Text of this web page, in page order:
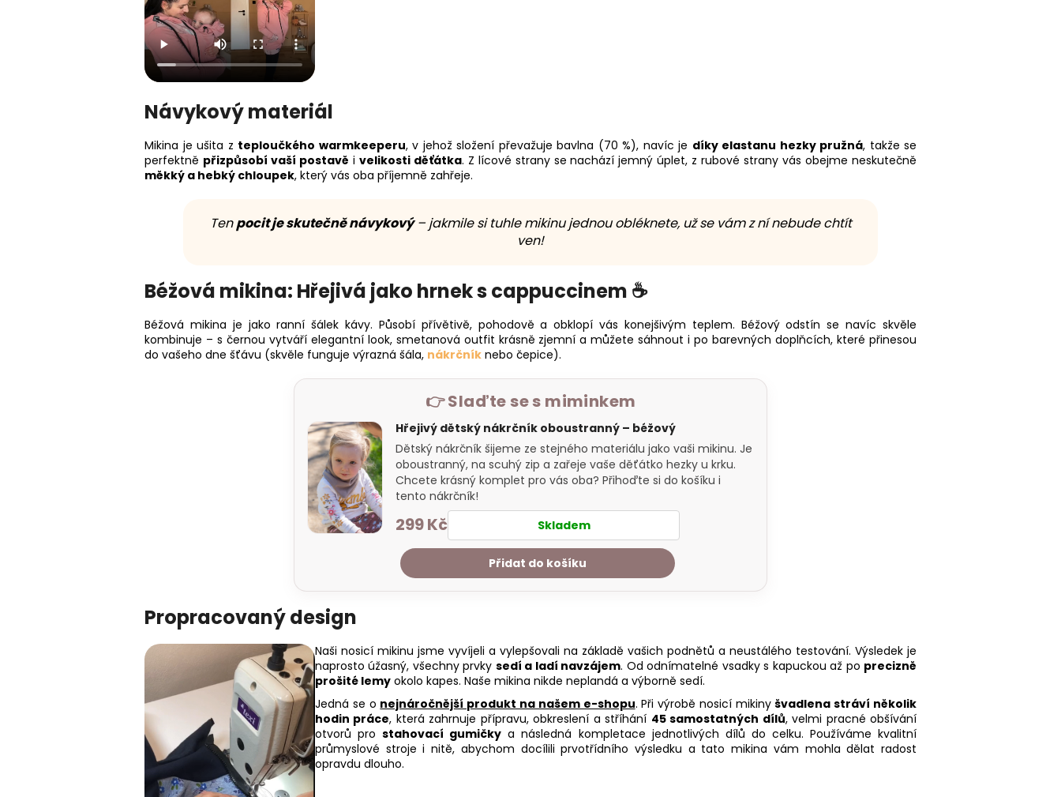
Návykový materiál
Mikina je ušita z teploučkého warmkeeperu, v jehož složení převažuje bavlna (70 %), navíc je díky elastanu hezky pružná, takže se
perfektně přizpůsobí vaší postavě i velikosti děťátka. Z lícové strany se nachází jemný úplet, z rubové strany vás obejme neskutečně
měkký a hebký chloupek, který vás oba příjemně zahřeje.
Tenpocit je skutečně návykový– jakmile si tuhle mikinu jednou obléknete, už se vám z ní nebude chtít
ven!
Béžová mikina: Hřejivá jako hrnek s cappuccinem ☕
Béžová mikina je jako ranní šálek kávy. Působí přívětivě, pohodově a obklopí vás konejšivým teplem. Béžový odstín se navíc skvěle
kombinuje – s černou vytváří elegantní look, smetanová outfit krásně zjemní a můžete sáhnout i po barevných doplňcích, které přinesou
do vašeho dne šťávu (skvěle funguje výrazná šála, nákrčník nebo čepice).
👉 Slaďte se s miminkem
Hřejivý dětský nákrčník oboustranný – béžový
Dětský nákrčník šijeme ze stejného materiálu jako vaši mikinu. Je
oboustranný, na scuhý zip a zařeje vaše děťátko hezky u krku.
Chcete krásný komplet pro vás oba? Přihoďte si do košíku i
tento nákrčník!
299 Kč Skladem
Přidat do košíku
Propracovaný design
Naši nosicí mikinu jsme vyvíjeli a vylepšovali na základě vašich podnětů a neustálého testování. Výsledek je
naprosto úžasný, všechny prvky sedí a ladí navzájem. Od odnímatelné vsadky s kapuckou až po precizně
prošité lemy okolo kapes. Naše mikina nikde neplandá a výborně sedí.
Jedná se o nejnáročnější produkt na našem e-shopu. Při výrobě nosicí mikinyšvadlena stráví několik
hodin práce, která zahrnuje přípravu, obkreslení a stříhání 45 samostatných dílů, velmi pracné obšívání
otvorů prostahovací gumičky a následná kompletace jednotlivých dílů do celku. Používáme kvalitní
průmyslové stroje i nitě, abychom docílili prvotřídního výsledku a tato mikina vám mohla dělat radost
opravdu dlouho.